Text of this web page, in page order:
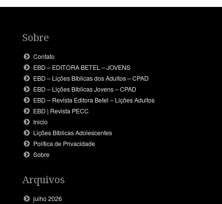
Sobre
Contato
EBD – EDITORA BETEL – JOVENS
EBD – Lições Bíblicas dos Adultos – CPAD
EBD – Lições Bíblicas Jovens – CPAD
EBD – Revista Editora Betel – Lições Adultos
EBD | Revista PECC
Inicio
Lições Bíblicas Adolescentes
Política de Privacidade
Sobre
Arquivos
julho 2026